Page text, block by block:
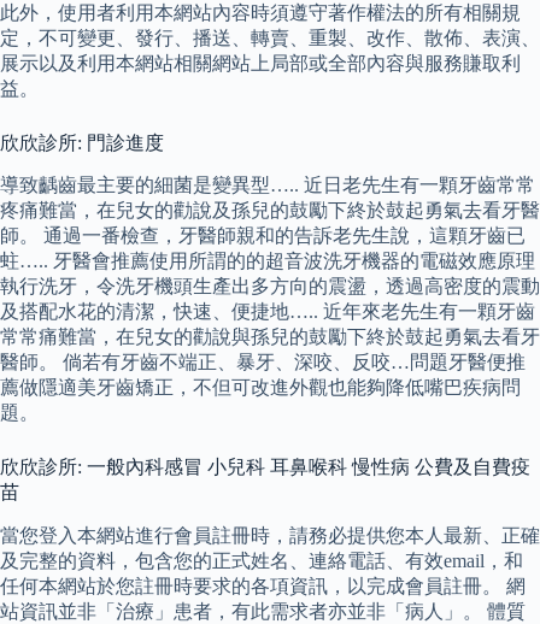
此外，使用者利用本網站內容時須遵守著作權法的所有相關規
定，不可變更、發行、播送、轉賣、重製、改作、散佈、表演、
展示以及利用本網站相關網站上局部或全部內容與服務賺取利
益。
欣欣診所: 門診進度
導致齲齒最主要的細菌是變異型….. 近日老先生有一顆牙齒常常
疼痛難當，在兒女的勸說及孫兒的鼓勵下終於鼓起勇氣去看牙醫
師。 通過一番檢查，牙醫師親和的告訴老先生說，這顆牙齒已
蛀….. 牙醫會推薦使用所謂的的超音波洗牙機器的電磁效應原理
執行洗牙，令洗牙機頭生產出多方向的震盪，透過高密度的震動
及搭配水花的清潔，快速、便捷地….. 近年來老先生有一顆牙齒
常常痛難當，在兒女的勸說與孫兒的鼓勵下終於鼓起勇氣去看牙
醫師。 倘若有牙齒不端正、暴牙、深咬、反咬…問題牙醫便推
薦做隱適美牙齒矯正，不但可改進外觀也能夠降低嘴巴疾病問
題。
欣欣診所: 一般內科感冒 小兒科 耳鼻喉科 慢性病 公費及自費疫
苗
當您登入本網站進行會員註冊時，請務必提供您本人最新、正確
及完整的資料，包含您的正式姓名、連絡電話、有效email，和
任何本網站於您註冊時要求的各項資訊，以完成會員註冊。 網
站資訊並非「治療」患者，有此需求者亦並非「病人」。 體質